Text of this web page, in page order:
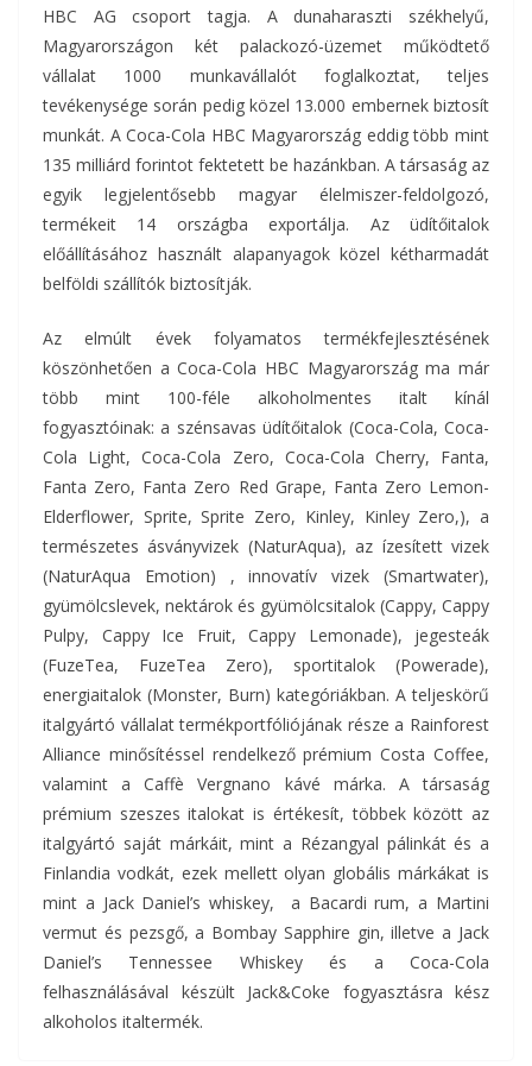
HBC AG csoport tagja. A dunaharaszti székhelyű,
Magyarországon két palackozó-üzemet működtető
vállalat 1000 munkavállalót foglalkoztat, teljes
tevékenysége során pedig közel 13.000 embernek biztosít
munkát. A Coca-Cola HBC Magyarország eddig több mint
135 milliárd forintot fektetett be hazánkban. A társaság az
egyik legjelentősebb magyar élelmiszer-feldolgozó,
termékeit 14 országba exportálja. Az üdítőitalok
előállításához használt alapanyagok közel kétharmadát
belföldi szállítók biztosítják.
Az elmúlt évek folyamatos termékfejlesztésének
köszönhetően a Coca-Cola HBC Magyarország ma már
több mint 100-féle alkoholmentes italt kínál
fogyasztóinak: a szénsavas üdítőitalok (Coca-Cola, Coca-
Cola Light, Coca-Cola Zero, Coca-Cola Cherry, Fanta,
Fanta Zero, Fanta Zero Red Grape, Fanta Zero Lemon-
Elderflower, Sprite, Sprite Zero, Kinley, Kinley Zero,), a
természetes ásványvizek (NaturAqua), az ízesített vizek
(NaturAqua Emotion) , innovatív vizek (Smartwater),
gyümölcslevek, nektárok és gyümölcsitalok (Cappy, Cappy
Pulpy, Cappy Ice Fruit, Cappy Lemonade), jegesteák
(FuzeTea, FuzeTea Zero), sportitalok (Powerade),
energiaitalok (Monster, Burn) kategóriákban. A teljeskörű
italgyártó vállalat termékportfóliójának része a Rainforest
Alliance minősítéssel rendelkező prémium Costa Coffee,
valamint a Caffè Vergnano kávé márka. A társaság
prémium szeszes italokat is értékesít, többek között az
italgyártó saját márkáit, mint a Rézangyal pálinkát és a
Finlandia vodkát, ezek mellett olyan globális márkákat is
mint a Jack Daniel’s whiskey, a Bacardi rum, a Martini
vermut és pezsgő, a Bombay Sapphire gin, illetve a Jack
Daniel’s Tennessee Whiskey és a Coca-Cola
felhasználásával készült Jack&Coke fogyasztásra kész
alkoholos italtermék.